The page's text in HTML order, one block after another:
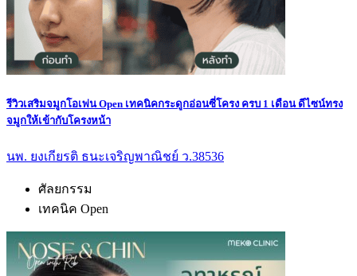
รีวิวเสริมจมูกโอเพ่น Open เทคนิคกระดูกอ่อนซี่โครง ครบ 1 เดือน ดีไซน์ทรง
จมูกให้เข้ากับโครงหน้า
นพ. ยงเกียรติ ธนะเจริญพาณิชย์ ว.38536
ศัลยกรรม
เทคนิค Open